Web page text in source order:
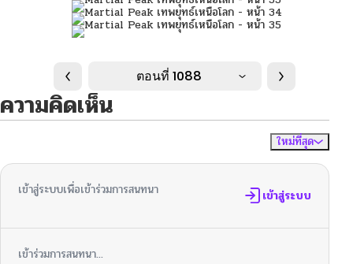
ตอนที่ 1088
ความคิดเห็น
ใหม่ที่สุด
เข้าสู่ระบบเพื่อเข้าร่วมการสนทนา เข้าสู่ระบบ
เข้าร่วมการสนทนา...